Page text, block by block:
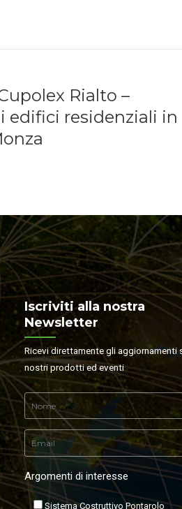
Rialto –
edifici residenziali in
Iscriviti alla nostra
Newsletter
Ricevi direttamente gli aggiornamenti
nostri prodotti ed eventi
Argomenti di interesse
Sistema Costruttivo Pontarolo